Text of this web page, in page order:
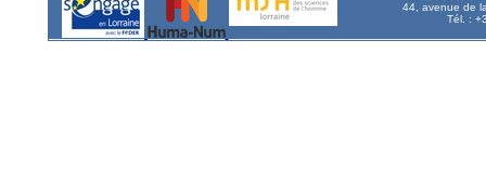
44, avenue de
Tél. :